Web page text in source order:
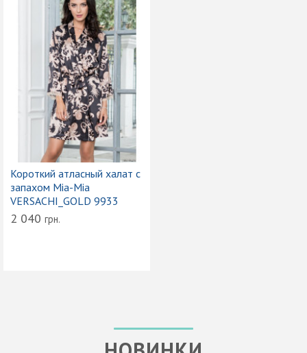
Короткий атласный халат с
запахом Mia-Mia
VERSACHI_GOLD 9933
2 040 грн.